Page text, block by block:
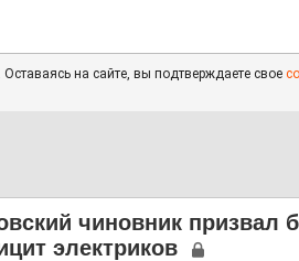
на сайте, вы подтверждаете свое
чиновник призвал
электриков